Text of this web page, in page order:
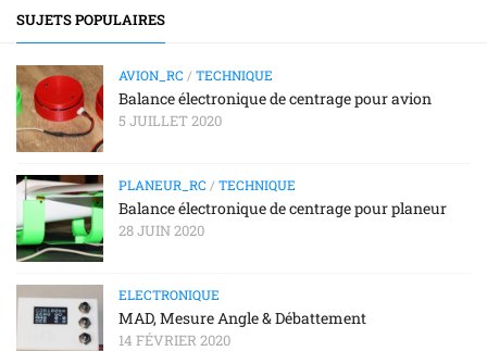
SUJETS POPULAIRES
AVION_RC / TECHNIQUE
Balance électronique de centrage pour avion
5 JUILLET 2020
PLANEUR_RC / TECHNIQUE
Balance électronique de centrage pour planeur
28 JUIN 2020
ELECTRONIQUE
MAD, Mesure Angle & Débattement
14 FÉVRIER 2020